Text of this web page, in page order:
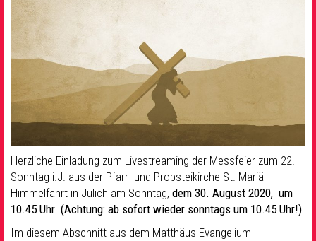
Herzliche Einladung zum Livestreaming der Messfeier zum 22.
Sonntag i.J. aus der Pfarr- und Propsteikirche St. Mariä
Himmelfahrt in Jülich am Sonntag, dem 30. August 2020, um
10.45 Uhr. (Achtung: ab sofort wieder sonntags um 10.45 Uhr!)
Im diesem Abschnitt aus dem Matthäus-Evangelium